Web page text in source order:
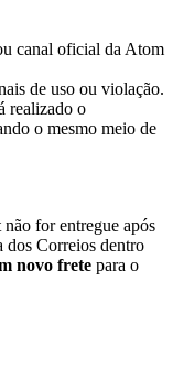
canal oficial da Atom
de uso ou violação.
realizado o
o mesmo meio de
for entregue após
dos Correios dentro
novo frete para o